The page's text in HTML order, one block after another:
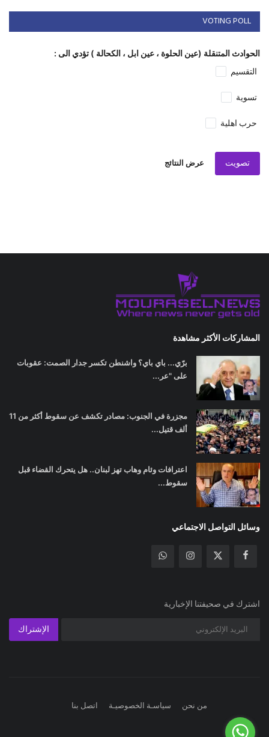
VOTING POLL
الحوادث المتنقلة (عين الحلوة ، عين ابل ، الكحالة ) تؤدي الى :
التقسيم
تسوية
حرب اهلية
تصويت عرض النتائج
المشاركات الأكثر مشاهدة
برّي... باي باي؟ واشنطن تكسر جدار الصمت: عقوبات
على "عر...
مجزرة في الجنوب: مصادر تكشف عن سقوط أكثر من 11
ألف قتيل...
اعترافات وئام وهاب تهز لبنان.. هل يتحرك القضاء قبل
سقوط...
وسائل التواصل الاجتماعي
اشترك في صحيفتنا الإخبارية
الإشتراك
من نحن سياسـة الخصوصيـة اتصل بنا